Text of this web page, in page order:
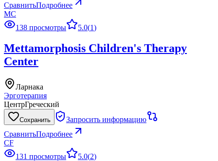
СравнитьПодробнее
MC
138 просмотры
5.0(1)
Mettamorphosis Children's Therapy
Center
Ларнака
Эрготерапия
ЦентрГреческий
Сохранить
Запросить информацию
СравнитьПодробнее
CF
131 просмотры
5.0(2)